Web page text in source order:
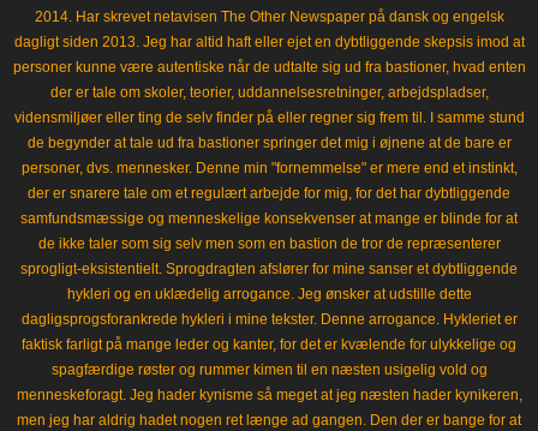
2014. Har skrevet netavisen The Other Newspaper på dansk og engelsk
dagligt siden 2013. Jeg har altid haft eller ejet en dybtliggende skepsis imod at
personer kunne være autentiske når de udtalte sig ud fra bastioner, hvad enten
der er tale om skoler, teorier, uddannelsesretninger, arbejdspladser,
vidensmiljøer eller ting de selv finder på eller regner sig frem til. I samme stund
de begynder at tale ud fra bastioner springer det mig i øjnene at de bare er
personer, dvs. mennesker. Denne min "fornemmelse" er mere end et instinkt,
der er snarere tale om et regulært arbejde for mig, for det har dybtliggende
samfundsmæssige og menneskelige konsekvenser at mange er blinde for at
de ikke taler som sig selv men som en bastion de tror de repræsenterer
sprogligt-eksistentielt. Sprogdragten afslører for mine sanser et dybtliggende
hykleri og en uklædelig arrogance. Jeg ønsker at udstille dette
dagligsprogsforankrede hykleri i mine tekster. Denne arrogance. Hykleriet er
faktisk farligt på mange leder og kanter, for det er kvælende for ulykkelige og
spagfærdige røster og rummer kimen til en næsten usigelig vold og
menneskeforagt. Jeg hader kynisme så meget at jeg næsten hader kynikeren,
men jeg har aldrig hadet nogen ret længe ad gangen. Den der er bange for at